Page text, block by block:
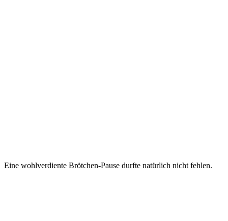
Eine wohlverdiente Brötchen-Pause durfte natürlich nicht fehlen.